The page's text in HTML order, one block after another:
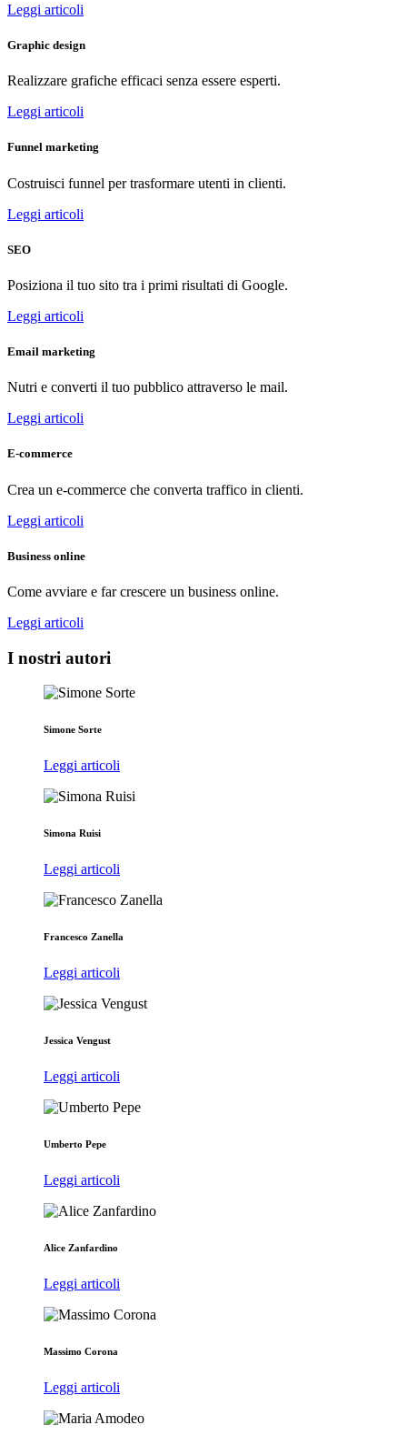
Leggi articoli
Graphic design
Realizzare grafiche efficaci senza essere esperti.
Leggi articoli
Funnel marketing
Costruisci funnel per trasformare utenti in clienti.
Leggi articoli
SEO
Posiziona il tuo sito tra i primi risultati di Google.
Leggi articoli
Email marketing
Nutri e converti il tuo pubblico attraverso le mail.
Leggi articoli
E-commerce
Crea un e-commerce che converta traffico in clienti.
Leggi articoli
Business online
Come avviare e far crescere un business online.
Leggi articoli
I nostri autori
Simone Sorte
Leggi articoli
Simona Ruisi
Leggi articoli
Francesco Zanella
Leggi articoli
Jessica Vengust
Leggi articoli
Umberto Pepe
Leggi articoli
Alice Zanfardino
Leggi articoli
Massimo Corona
Leggi articoli